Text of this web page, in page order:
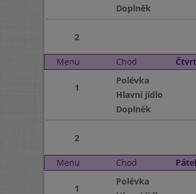
Doplněk
2
Menu Chod
1
Polévka
Hlavní jídlo
Doplněk
2
Menu Chod
1
Polévka